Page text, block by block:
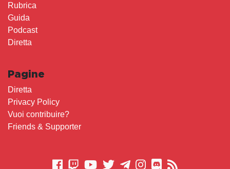
Rubrica
Guida
Podcast
Diretta
Pagine
Diretta
Privacy Policy
Vuoi contribuire?
Friends & Supporter